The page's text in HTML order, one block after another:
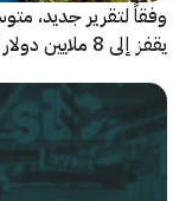
جديد، متوسط
لكل حادثة